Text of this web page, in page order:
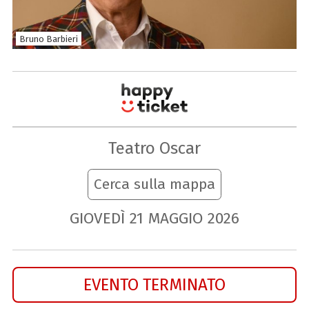
Bruno Barbieri
Teatro Oscar
Cerca sulla mappa
GIOVEDÌ 21 MAGGIO 2026
EVENTO TERMINATO